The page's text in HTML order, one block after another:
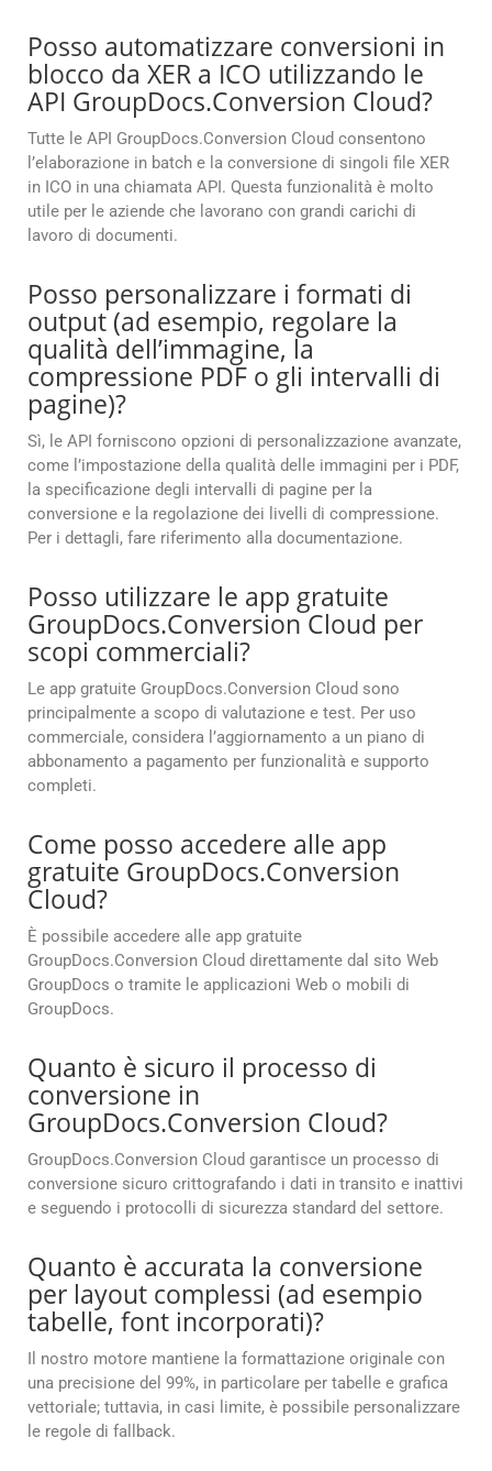
Posso automatizzare conversioni in
blocco da XER a ICO utilizzando le
API GroupDocs.Conversion Cloud?
Tutte le API GroupDocs.Conversion Cloud consentono
l’elaborazione in batch e la conversione di singoli file XER
in ICO in una chiamata API. Questa funzionalità è molto
utile per le aziende che lavorano con grandi carichi di
lavoro di documenti.
Posso personalizzare i formati di
output (ad esempio, regolare la
qualità dell’immagine, la
compressione PDF o gli intervalli di
pagine)?
Sì, le API forniscono opzioni di personalizzazione avanzate,
come l’impostazione della qualità delle immagini per i PDF,
la specificazione degli intervalli di pagine per la
conversione e la regolazione dei livelli di compressione.
Per i dettagli, fare riferimento alla documentazione.
Posso utilizzare le app gratuite
GroupDocs.Conversion Cloud per
scopi commerciali?
Le app gratuite GroupDocs.Conversion Cloud sono
principalmente a scopo di valutazione e test. Per uso
commerciale, considera l’aggiornamento a un piano di
abbonamento a pagamento per funzionalità e supporto
completi.
Come posso accedere alle app
gratuite GroupDocs.Conversion
Cloud?
È possibile accedere alle app gratuite
GroupDocs.Conversion Cloud direttamente dal sito Web
GroupDocs o tramite le applicazioni Web o mobili di
GroupDocs.
Quanto è sicuro il processo di
conversione in
GroupDocs.Conversion Cloud?
GroupDocs.Conversion Cloud garantisce un processo di
conversione sicuro crittografando i dati in transito e inattivi
e seguendo i protocolli di sicurezza standard del settore.
Quanto è accurata la conversione
per layout complessi (ad esempio
tabelle, font incorporati)?
Il nostro motore mantiene la formattazione originale con
una precisione del 99%, in particolare per tabelle e grafica
vettoriale; tuttavia, in casi limite, è possibile personalizzare
le regole di fallback.